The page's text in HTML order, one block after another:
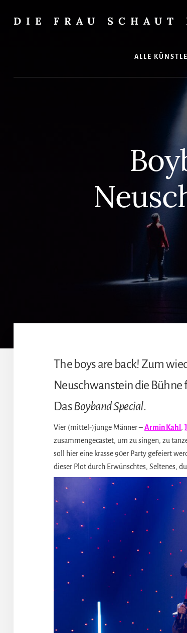
content
Seitenspalte
springen
DIE FRAU SCHAUT
ALLE
The boys are back! Zum
Neuschwanstein die
DasBoyband Special.
Vier (mittel-)junge Männer –Armin Kahl,
zusammengecastet, um zu singen, zu
soll hier eine krasse 90er Party gefeiert
dieser Plot durch Erwünschtes, Seltenes,